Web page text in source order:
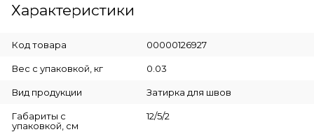
Характеристики
Код товара 00000126927
Вес с упаковкой, кг 0.03
Вид продукции Затирка для швов
Габариты с
упаковкой, см
12/5/2